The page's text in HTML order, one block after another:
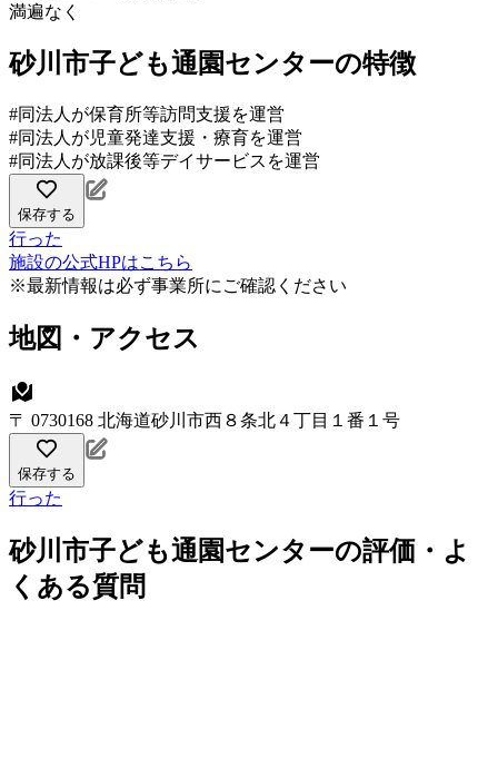
満遍なく
砂川市子ども通園センターの特徴
#同法人が保育所等訪問支援を運営
#同法人が児童発達支援・療育を運営
#同法人が放課後等デイサービスを運営
保存する
行った
施設の公式HPはこちら
※最新情報は必ず事業所にご確認ください
地図・アクセス
〒 0730168 北海道砂川市西８条北４丁目１番１号
保存する
行った
砂川市子ども通園センターの評価・よ
くある質問